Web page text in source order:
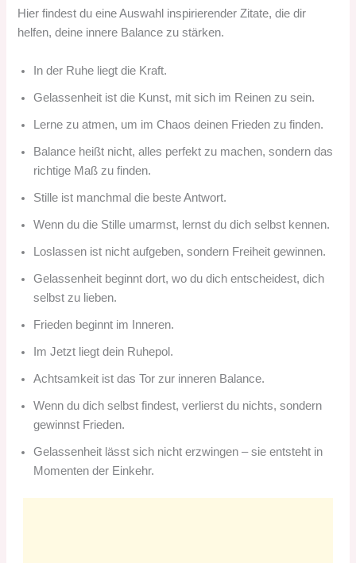
Hier findest du eine Auswahl inspirierender Zitate, die dir
helfen, deine innere Balance zu stärken.
In der Ruhe liegt die Kraft.
Gelassenheit ist die Kunst, mit sich im Reinen zu sein.
Lerne zu atmen, um im Chaos deinen Frieden zu finden.
Balance heißt nicht, alles perfekt zu machen, sondern das
richtige Maß zu finden.
Stille ist manchmal die beste Antwort.
Wenn du die Stille umarmst, lernst du dich selbst kennen.
Loslassen ist nicht aufgeben, sondern Freiheit gewinnen.
Gelassenheit beginnt dort, wo du dich entscheidest, dich
selbst zu lieben.
Frieden beginnt im Inneren.
Im Jetzt liegt dein Ruhepol.
Achtsamkeit ist das Tor zur inneren Balance.
Wenn du dich selbst findest, verlierst du nichts, sondern
gewinnst Frieden.
Gelassenheit lässt sich nicht erzwingen – sie entsteht in
Momenten der Einkehr.